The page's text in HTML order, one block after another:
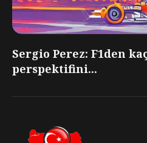
Sergio Perez: F1den
perspektifini...